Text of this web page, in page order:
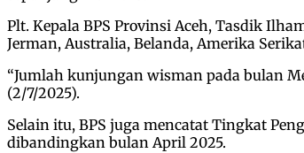
Plt. Kepala BPS Provinsi Aceh, Tasdik
Jerman, Australia, Belanda, Amerika
“Jumlah kunjungan wisman pada bulan
(2/7/2025).
Selain itu, BPS juga mencatat Tingkat
dibandingkan bulan April 2025.